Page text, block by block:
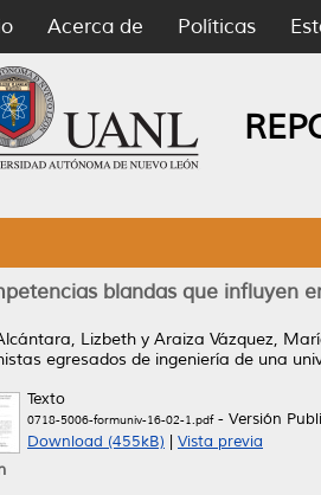
Acerca de Políticas
blandas que influyen
Lizbeth y Araiza Vázquez,
egresados de ingeniería de una
Texto
0718-5006-formuniv-16-02-1.pdf- Versión
Download (455kB)
Vista previa